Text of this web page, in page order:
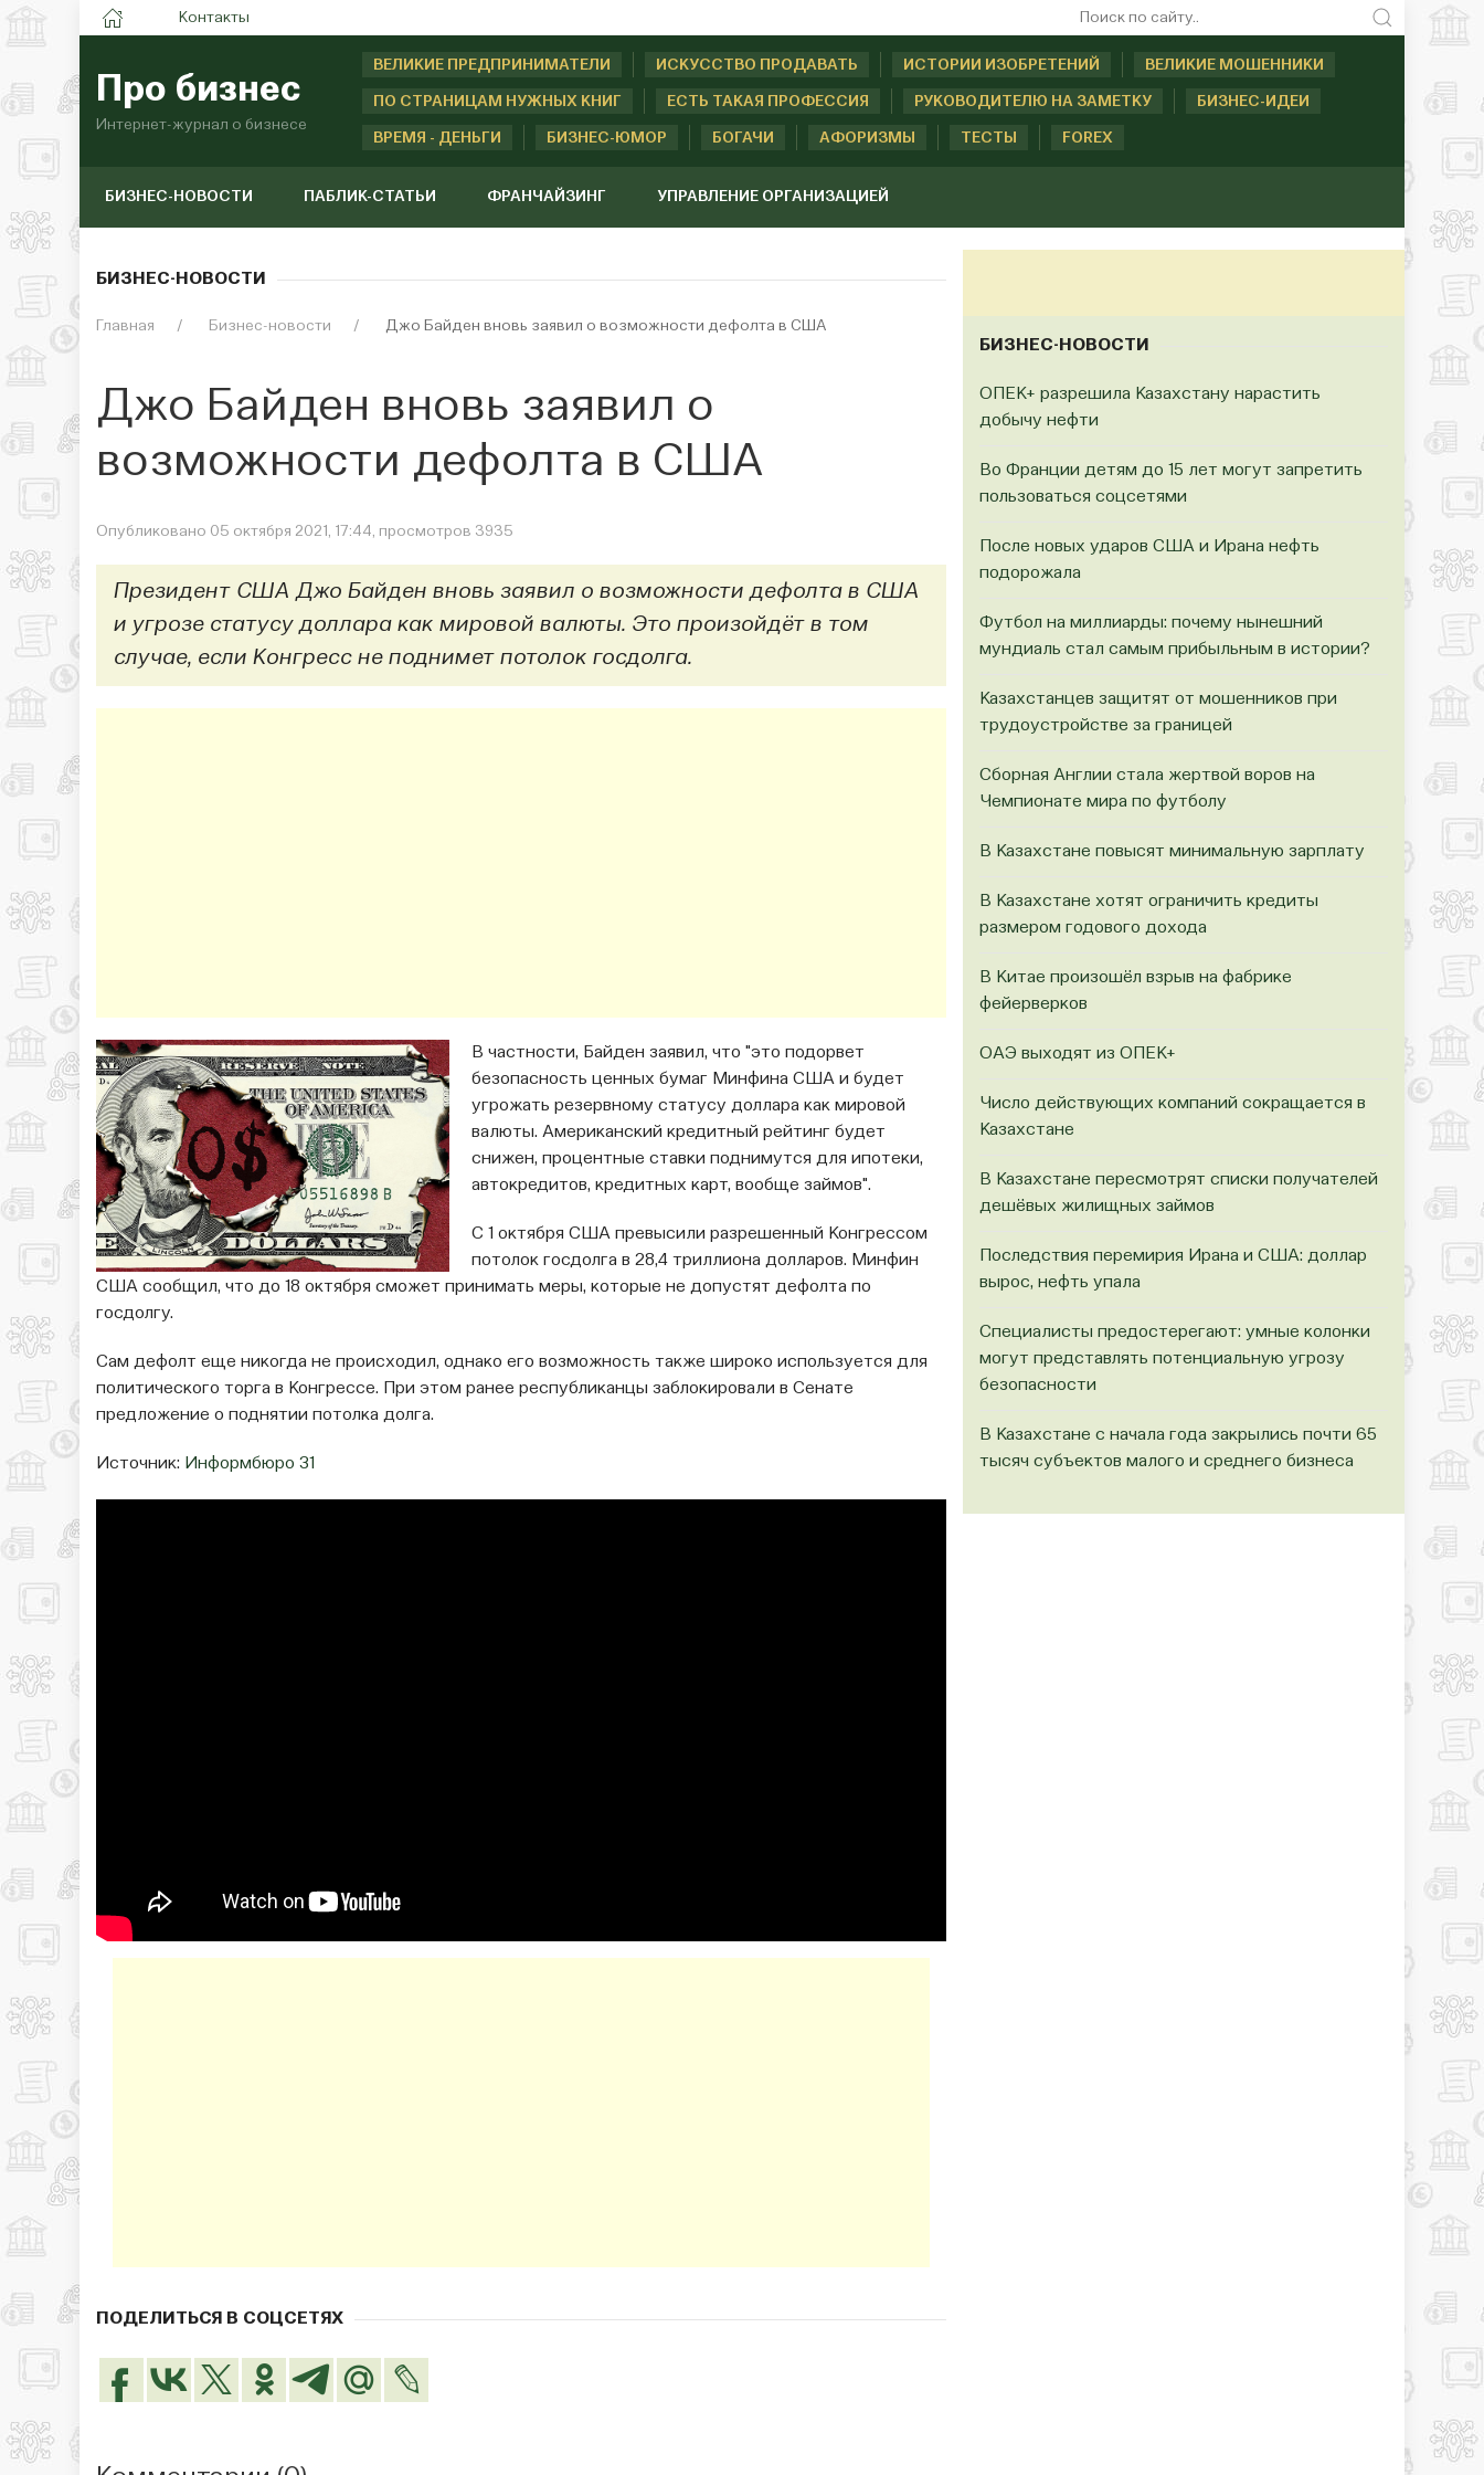
Контакты
Про бизнес
Интернет-журнал о бизнесе
ВЕЛИКИЕ ПРЕДПРИНИМАТЕЛИ ИСКУССТВО ПРОДАВАТЬ ИСТОРИИ ИЗОБРЕТЕНИЙ ВЕЛИКИЕ МОШЕННИКИ
ПО СТРАНИЦАМ НУЖНЫХ КНИГ ЕСТЬ ТАКАЯ ПРОФЕССИЯ РУКОВОДИТЕЛЮ НА ЗАМЕТКУ БИЗНЕС-ИДЕИ
ВРЕМЯ - ДЕНЬГИ БИЗНЕС-ЮМОР БОГАЧИ АФОРИЗМЫ ТЕСТЫ FOREX
БИЗНЕС-НОВОСТИ ПАБЛИК-СТАТЬИ ФРАНЧАЙЗИНГ УПРАВЛЕНИЕ ОРГАНИЗАЦИЕЙ
БИЗНЕС-НОВОСТИ
Главная Бизнес-новости Джо Байден вновь заявил о возможности дефолта в США
Джо Байден вновь заявил о
возможности дефолта в США
Опубликовано 05 октября 2021, 17:44, просмотров 3935
Президент США Джо Байден вновь заявил о возможности дефолта в США
и угрозе статусу доллара как мировой валюты. Это произойдёт в том
случае, если Конгресс не поднимет потолок госдолга.
В частности, Байден заявил, что "это подорвет
безопасность ценных бумаг Минфина США и будет
угрожать резервному статусу доллара как мировой
валюты. Американский кредитный рейтинг будет
снижен, процентные ставки поднимутся для ипотеки,
автокредитов, кредитных карт, вообще займов".
С 1 октября США превысили разрешенный Конгрессом
потолок госдолга в 28,4 триллиона долларов. Минфин
США сообщил, что до 18 октября сможет принимать меры, которые не допустят дефолта по
госдолгу.
Сам дефолт еще никогда не происходил, однако его возможность также широко используется для
политического торга в Конгрессе. При этом ранее республиканцы заблокировали в Сенате
предложение о поднятии потолка долга.
Источник: Информбюро 31
ПОДЕЛИТЬСЯ В СОЦСЕТЯХ
БИЗНЕС-НОВОСТИ
ОПЕК+ разрешила Казахстану нарастить
добычу нефти
Во Франции детям до 15 лет могут запретить
пользоваться соцсетями
После новых ударов США и Ирана нефть
подорожала
Футбол на миллиарды: почему нынешний
мундиаль стал самым прибыльным в истории?
Казахстанцев защитят от мошенников при
трудоустройстве за границей
Сборная Англии стала жертвой воров на
Чемпионате мира по футболу
В Казахстане повысят минимальную зарплату
В Казахстане хотят ограничить кредиты
размером годового дохода
В Китае произошёл взрыв на фабрике
фейерверков
ОАЭ выходят из ОПЕК+
Число действующих компаний сокращается в
Казахстане
В Казахстане пересмотрят списки получателей
дешёвых жилищных займов
Последствия перемирия Ирана и США: доллар
вырос, нефть упала
Специалисты предостерегают: умные колонки
могут представлять потенциальную угрозу
безопасности
В Казахстане с начала года закрылись почти 65
тысяч субъектов малого и среднего бизнеса